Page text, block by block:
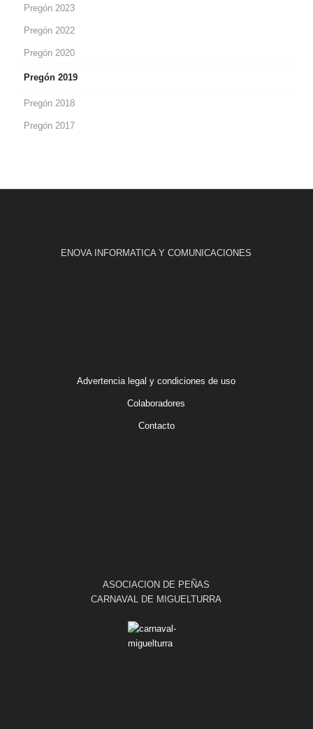
Pregón 2023
Pregón 2022
Pregón 2020
Pregón 2019
Pregón 2018
Pregón 2017
ENOVA INFORMATICA Y COMUNICACIONES
Advertencia legal y condiciones de uso
Colaboradores
Contacto
ASOCIACION DE PEÑAS
CARNAVAL DE MIGUELTURRA